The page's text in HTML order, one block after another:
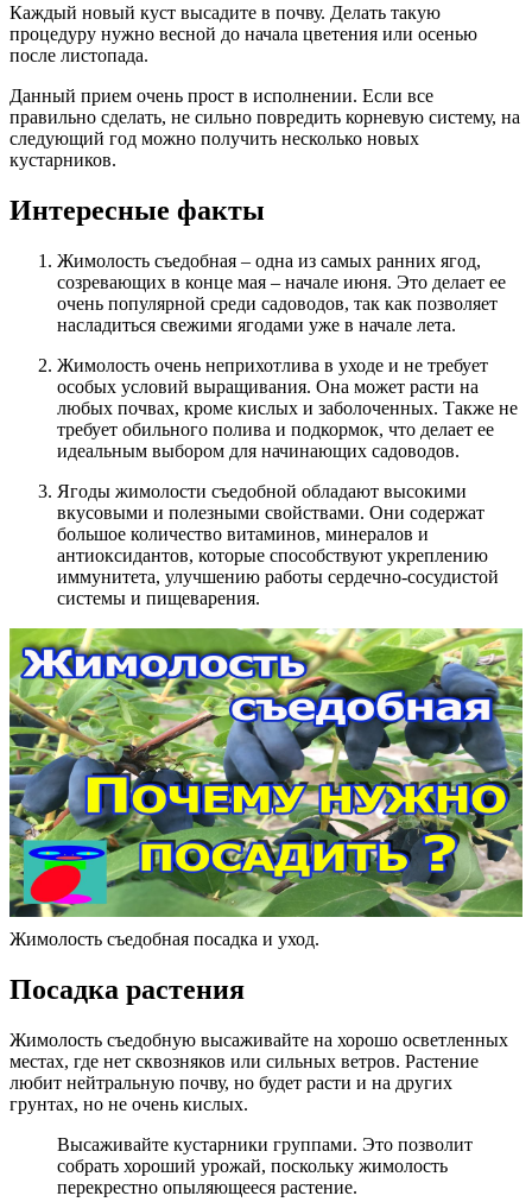
Каждый новый куст высадите в почву. Делать такую
процедуру нужно весной до начала цветения или осенью
после листопада.
Данный прием очень прост в исполнении. Если все
правильно сделать, не сильно повредить корневую систему, на
следующий год можно получить несколько новых
кустарников.
Интересные факты
Жимолость съедобная – одна из самых ранних ягод,
созревающих в конце мая – начале июня. Это делает ее
очень популярной среди садоводов, так как позволяет
насладиться свежими ягодами уже в начале лета.
Жимолость очень неприхотлива в уходе и не требует
особых условий выращивания. Она может расти на
любых почвах, кроме кислых и заболоченных. Также не
требует обильного полива и подкормок, что делает ее
идеальным выбором для начинающих садоводов.
Ягоды жимолости съедобной обладают высокими
вкусовыми и полезными свойствами. Они содержат
большое количество витаминов, минералов и
антиоксидантов, которые способствуют укреплению
иммунитета, улучшению работы сердечно-сосудистой
системы и пищеварения.
Жимолость съедобная посадка и уход.
Посадка растения
Жимолость съедобную высаживайте на хорошо осветленных
местах, где нет сквозняков или сильных ветров. Растение
любит нейтральную почву, но будет расти и на других
грунтах, но не очень кислых.
Высаживайте кустарники группами. Это позволит
собрать хороший урожай, поскольку жимолость
перекрестно опыляющееся растение.